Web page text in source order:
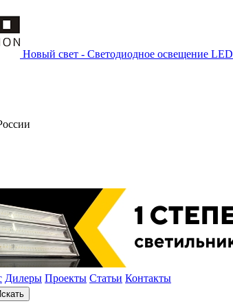
Новый свет - Светодиодное освещение LED
Дилеры Проекты Статьи Контакты